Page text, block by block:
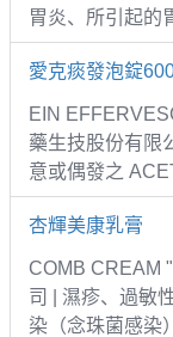
胃炎、所引起的
愛克痰發泡錠
EIN
藥生技股份有限
意或偶發之
杏輝美康乳膏
COMB CREAM
司 | 濕疹、過敏
染（念珠菌感染）